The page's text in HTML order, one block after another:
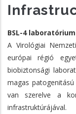
BSL-4
A Virológiai
európai régió
biobiztonsági
magas
van szerelve a
infrastruktúrájával.